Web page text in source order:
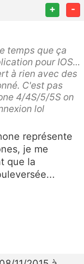
+ -
temps que ça
pour IOS...
à rien avec des
C'est pas
4/4S/5/5S on
lol
représente
je me
que la